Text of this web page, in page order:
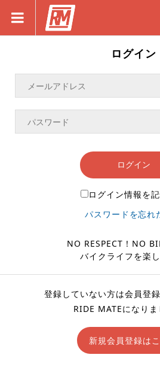
ログイン
ログイン
ログイン情報を
パスワードを忘れ
NO RESPECT！NO
バイクライフを楽し
登録していない方は会員登
RIDE MATEになりま
新規会員登録は